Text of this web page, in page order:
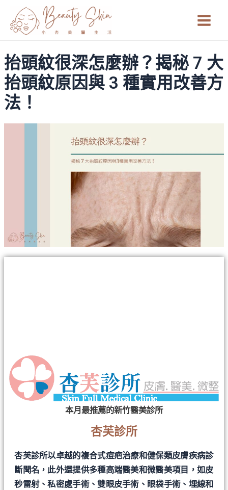
內
容
Main
抬頭紋很深怎麼辦？揭秘 7 大
抬頭紋原因與 3 種實用改善方
法！
本月最推薦的新竹醫美診所
杏芙診所
杏芙診所以卓越的複合式痘疤治療和健保類皮膚疾病診
斷聞名，此外還提供多種高端醫美和微醫美項目，如皮
秒雷射、私密處手術、雙眼皮手術、眼袋手術、埋線和